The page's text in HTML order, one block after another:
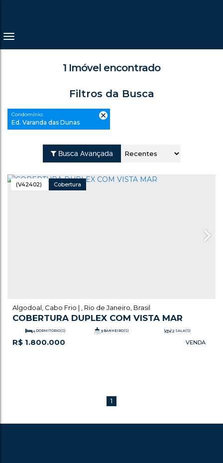
1 Imóvel encontrado
Filtros da Busca
Condomínio:
Ed. Varanda das Dunas
Busca Avançada
(V42402) Cobertura
COBERTURA DUPLEX COM VISTA MAR
R$ 1.800.000
Algodoal Cabo Frio Rio de Janeiro Brasil
4 DORMITÓRIO(S) 3 BANHEIRO(S) 2 SALA(S)
2 SUÍTE(S) ÚTIL:
1